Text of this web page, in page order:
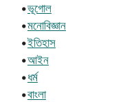
•ভূগোল
•মনোবিজ্ঞান
•ইতিহাস
•আইন
•ধর্ম
•বাংলা